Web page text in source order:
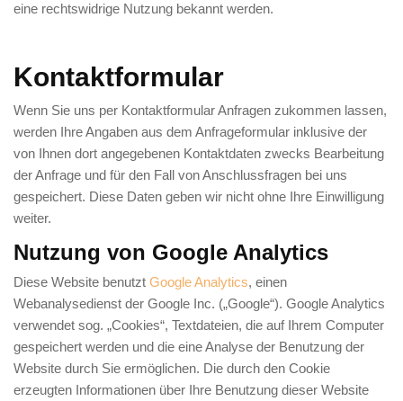
eine rechtswidrige Nutzung bekannt werden.
Kontaktformular
Wenn Sie uns per Kontaktformular Anfragen zukommen lassen,
werden Ihre Angaben aus dem Anfrageformular inklusive der
von Ihnen dort angegebenen Kontaktdaten zwecks Bearbeitung
der Anfrage und für den Fall von Anschlussfragen bei uns
gespeichert. Diese Daten geben wir nicht ohne Ihre Einwilligung
weiter.
Nutzung von Google Analytics
Diese Website benutzt Google Analytics, einen
Webanalysedienst der Google Inc. („Google“). Google Analytics
verwendet sog. „Cookies“, Textdateien, die auf Ihrem Computer
gespeichert werden und die eine Analyse der Benutzung der
Website durch Sie ermöglichen. Die durch den Cookie
erzeugten Informationen über Ihre Benutzung dieser Website